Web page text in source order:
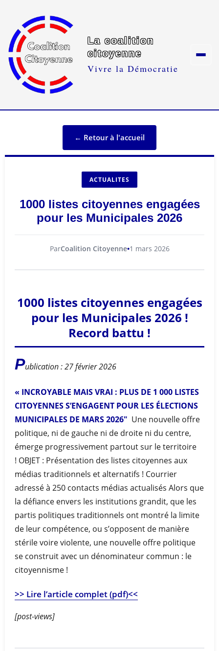
La coalition
citoyenne
Vivre la Démocratie
← Retour à l'accueil
ACTUALITES
1000 listes citoyennes engagées
pour les Municipales 2026
ParCoalition Citoyenne 1 mars 2026
1000 listes citoyennes engagées
pour les Municipales 2026 !
Record battu !
Publication : 27 février 2026
« INCROYABLE MAIS VRAI : PLUS DE 1 000 LISTES
CITOYENNESS’ENGAGENT POUR LES ÉLECTIONS
MUNICIPALES DE MARS 2026″ Une nouvelle offre
politique, ni de gauche ni de droite ni du centre,
émerge progressivement partout sur le territoire
! OBJET : Présentation des listes citoyennes aux
médias traditionnels et alternatifs ! Courrier
adressé à 250 contacts médias actualisés Alors que
la défiance envers les institutions grandit, que les
partis politiques traditionnels ont montré la limite
de leur compétence, ou s’opposent de manière
stérile voire violente, une nouvelle offre politique
se construit avec un dénominateur commun : le
citoyennisme !
>> Lire l’article complet (pdf)<<
[post-views]